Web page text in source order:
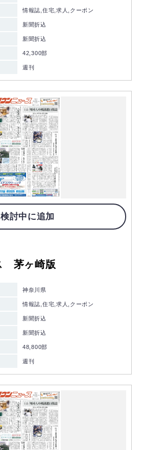
情報誌,住宅,求人,クーポン
新聞折込
新聞折込
42,300部
週刊
検討中に追加
茅ヶ崎版
神奈川県
情報誌,住宅,求人,クーポン
新聞折込
新聞折込
48,800部
週刊